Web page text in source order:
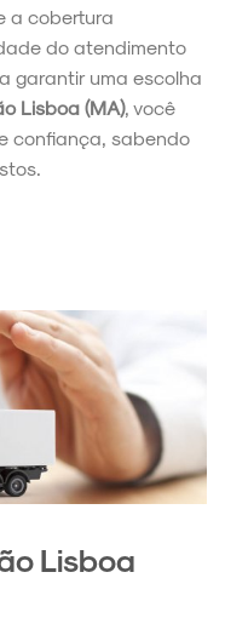
a cobertura
do atendimento
garantir uma escolha
Lisboa (MA), você
confiança, sabendo
Lisboa